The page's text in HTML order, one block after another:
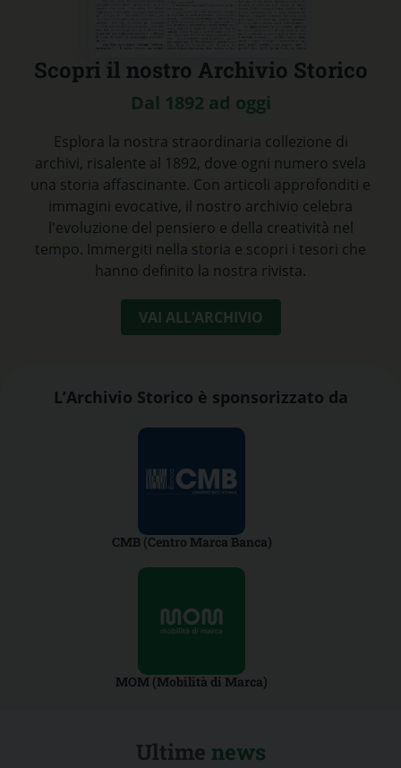
Scopri il nostro Archivio Storico
Dal 1892 ad oggi
Esplora la nostra straordinaria collezione di
archivi, risalente al 1892, dove ogni numero svela
una storia affascinante. Con articoli approfonditi e
immagini evocative, il nostro archivio celebra
l'evoluzione del pensiero e della creatività nel
tempo. Immergiti nella storia e scopri i tesori che
hanno definito la nostra rivista.
VAI ALL’ARCHIVIO
L’Archivio Storico è sponsorizzato da
CMB (Centro Marca Banca)
MOM (Mobilità di Marca)
Ultime news